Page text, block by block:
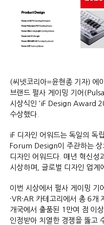
(씨넷코리아=윤현종 기자) 에
브랜드 펄사 게이밍 기어
시상식인 ‘iF Design Award
수상했다.
iF 디자인 어워드는 독일의 독
Forum Design이 주관하는 상
디자인 어워드다. 매년 혁신성
시상하며, 글로벌 디자인 업
이번 시상에서 펄사 게이밍 기
·VR·AR 카테고리에서 총 6개
개국에서 출품된 1만여 점 이
인정받아 치열한 경쟁을 뚫